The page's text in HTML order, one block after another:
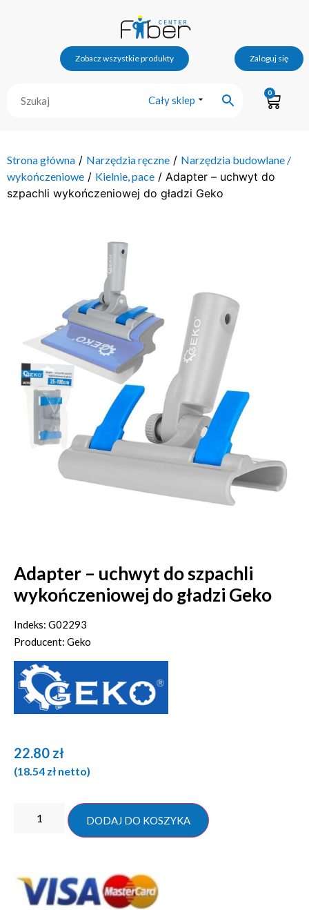
Zobacz wszystkie produkty Zaloguj się
Cały sklep
0
Strona główna / Narzędzia ręczne / Narzędzia budowlane /
wykończeniowe / Kielnie, pace / Adapter – uchwyt do
szpachli wykończeniowej do gładzi Geko
Adapter – uchwyt do szpachli
wykończeniowej do gładzi Geko
Indeks: G02293
Producent: Geko
22.80 zł
(18.54 zł netto)
DODAJ DO KOSZYKA